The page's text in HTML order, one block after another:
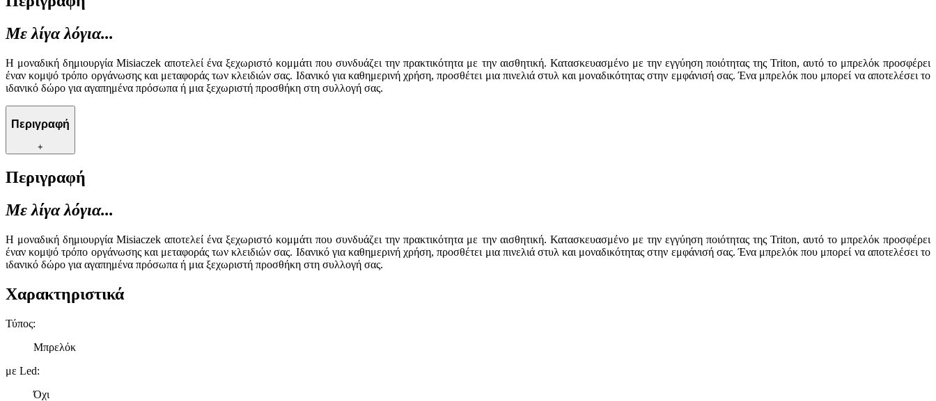
Με λίγα λόγια...
Η μοναδική δημιουργία Misiaczek αποτελεί ένα ξεχωριστό κομμάτι που συνδυάζει την πρακτικότητα με την αισθητική. Κατασκευασμένο με την εγγύηση ποιότητας της Triton, αυτό το μπρελόκ προσφέρει
έναν κομψό τρόπο οργάνωσης και μεταφοράς των κλειδιών σας. Ιδανικό για καθημερινή χρήση, προσθέτει μια πινελιά στυλ και μοναδικότητας στην εμφάνισή σας. Ένα μπρελόκ που μπορεί να αποτελέσει το
ιδανικό δώρο για αγαπημένα πρόσωπα ή μια ξεχωριστή προσθήκη στη συλλογή σας.
Περιγραφή
+
Περιγραφή
Με λίγα λόγια...
Η μοναδική δημιουργία Misiaczek αποτελεί ένα ξεχωριστό κομμάτι που συνδυάζει την πρακτικότητα με την αισθητική. Κατασκευασμένο με την εγγύηση ποιότητας της Triton, αυτό το μπρελόκ προσφέρει
έναν κομψό τρόπο οργάνωσης και μεταφοράς των κλειδιών σας. Ιδανικό για καθημερινή χρήση, προσθέτει μια πινελιά στυλ και μοναδικότητας στην εμφάνισή σας. Ένα μπρελόκ που μπορεί να αποτελέσει το
ιδανικό δώρο για αγαπημένα πρόσωπα ή μια ξεχωριστή προσθήκη στη συλλογή σας.
Χαρακτηριστικά
Τύπος:
Μπρελόκ
με Led:
Όχι